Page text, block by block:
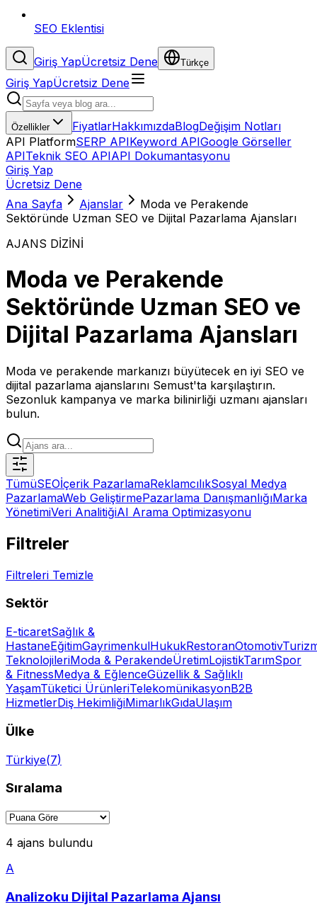
SEO Eklentisi
Giriş YapÜcretsiz Dene Türkçe
Giriş YapÜcretsiz Dene
Özellikler FiyatlarHakkımızdaBlogDeğişim Notları
API PlatformSERP APIKeyword APIGoogle Görseller
APITeknik SEO APIAPI Dokumantasyonu
Giriş Yap
Ücretsiz Dene
Ana Sayfa
Ajanslar
Moda ve Perakende
Sektöründe Uzman SEO ve Dijital Pazarlama Ajansları
AJANS DİZİNİ
Moda ve Perakende
Sektöründe Uzman SEO ve
Dijital Pazarlama Ajansları
Moda ve perakende markanızı büyütecek en iyi SEO ve
dijital pazarlama ajanslarını Semust'ta karşılaştırın.
Sezonluk kampanya ve marka bilinirliği uzmanı ajansları
bulun.
TümüSEOİçerik PazarlamaReklamcılıkSosyal Medya
PazarlamaWeb GeliştirmePazarlama DanışmanlığıMarka
YönetimiVeri AnalitiğiAI Arama Optimizasyonu
Filtreler
Filtreleri Temizle
Sektör
E-ticaretSağlık &
HastaneEğitimGayrimenkulHukukRestoranOtomotiv
TeknolojileriModa & PerakendeÜretimLojistikTarımSpor
& FitnessMedya & EğlenceGüzellik & Sağlıklı
YaşamTüketici ÜrünleriTelekomünikasyonB2B
HizmetlerDiş HekimliğiMimarlıkGıdaUlaşım
Ülke
Türkiye(7)
Sıralama
4 ajans bulundu
A
Analizoku Dijital Pazarlama Ajansı